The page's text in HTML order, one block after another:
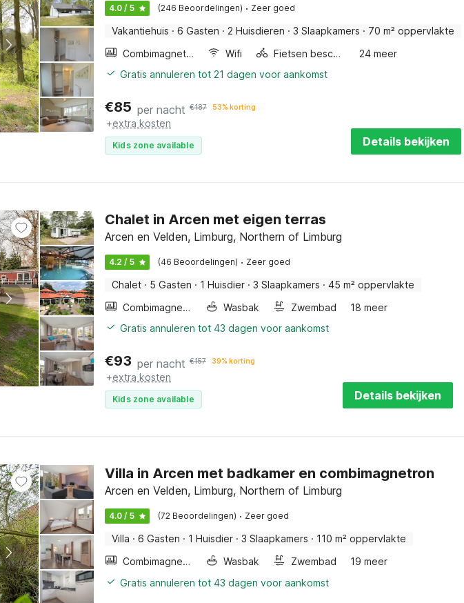
4.0 / 5 (246 Beoordelingen) · Zeer goed
Vakantiehuis · 6 Gasten · 2 Huisdieren · 3 Slaapkamers · 70 m² oppervlakte
Combimagnetron
Wifi Fietsen beschikbaar
24 meer
Gratis annuleren tot 21 dagen voor aankomst
€85 per nacht €187 53% korting
+extra kosten
Kids zone available Details bekijken
Chalet in Arcen met eigen terras
Arcen en Velden, Limburg, Northern of Limburg
4.2 / 5 (46 Beoordelingen) · Zeer goed
Chalet · 5 Gasten · 1 Huisdier · 3 Slaapkamers · 45 m² oppervlakte
Combimagnetron
Wasbak Zwembad
18 meer
Gratis annuleren tot 43 dagen voor aankomst
€93 per nacht €157 39% korting
+extra kosten
Kids zone available Details bekijken
Villa in Arcen met badkamer en combimagnetron
Arcen en Velden, Limburg, Northern of Limburg
4.0 / 5 (72 Beoordelingen) · Zeer goed
Villa · 6 Gasten · 1 Huisdier · 3 Slaapkamers · 110 m² oppervlakte
Combimagnetron
Wasbak Zwembad
19 meer
Gratis annuleren tot 43 dagen voor aankomst